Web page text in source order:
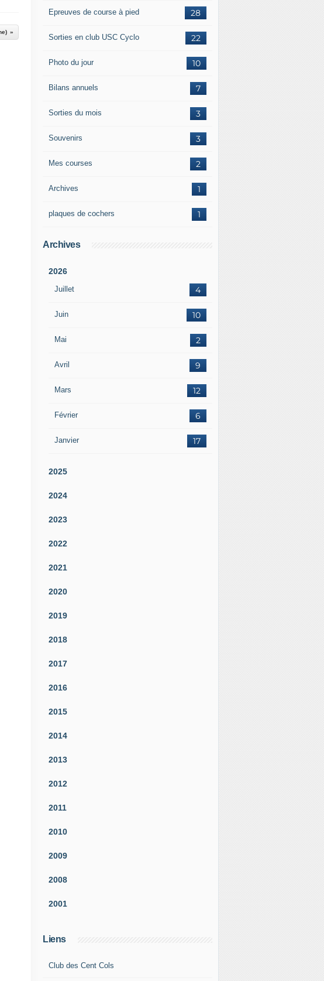
28
Epreuves de course à pied
22
Sorties en club USC Cyclo
10
Photo du jour
7
Bilans annuels
3
Sorties du mois
3
Souvenirs
2
Mes courses
1
Archives
1
plaques de cochers
Archives
2026
Juillet 4
Juin 10
Mai 2
Avril 9
Mars 12
Février 6
Janvier 17
2025
2024
2023
2022
2021
2020
2019
2018
2017
2016
2015
2014
2013
2012
2011
2010
2009
2008
2001
Liens
Club des Cent Cols